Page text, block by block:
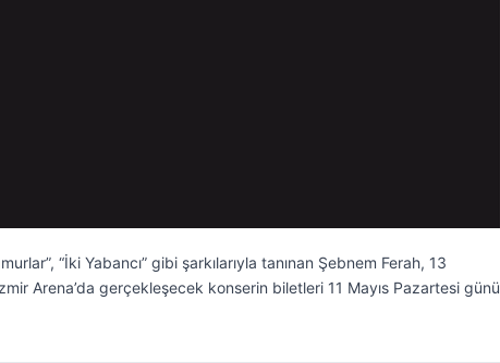
“İki Yabancı” gibi şarkılarıyla tanınan Şebnem Ferah, 13
Arena’da gerçekleşecek konserin biletleri 11 Mayıs Pazartesi günü